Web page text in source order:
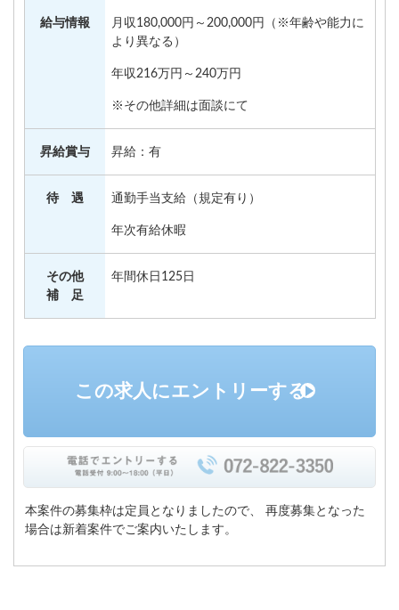
給与情報
月収180,000円～200,000円（※年齢や能力に
より異なる）
年収216万円～240万円
※その他詳細は面談にて
昇給賞与 昇給：有
待 遇 通勤手当支給（規定有り）
年次有給休暇
その他
補 足
年間休日125日
この求人にエントリーする
本案件の募集枠は定員となりましたので、
再度募集となった
場合は新着案件でご案内いたします。